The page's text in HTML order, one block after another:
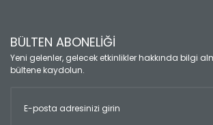
BÜLTEN ABONELİĞİ
Yeni gelenler, gelecek etkinlikler hakkında bilgi
bültene kaydolun.